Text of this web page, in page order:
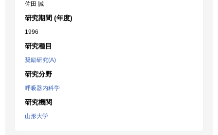
佐田 誠
研究期間 (年度)
1996
研究種目
奨励研究(A)
研究分野
呼吸器内科学
研究機関
山形大学